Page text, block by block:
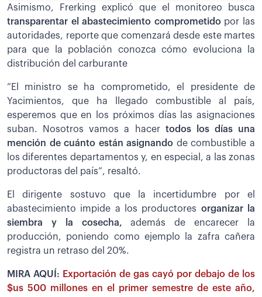
Asimismo, Frerking explicó que el monitoreo busca
transparentar el abastecimiento comprometido por las
autoridades, reporte que comenzará desde este martes
para que la población conozca cómo evoluciona la
distribución del carburante
”El ministro se ha comprometido, el presidente de
Yacimientos, que ha llegado combustible al país,
esperemos que en los próximos días las asignaciones
suban. Nosotros vamos a hacer todos los días una
mención de cuánto están asignando de combustible a
los diferentes departamentos y, en especial, a las zonas
productoras del país”, resaltó.
El dirigente sostuvo que la incertidumbre por el
abastecimiento impide a los productores organizar la
siembra y la cosecha, además de encarecer la
producción, poniendo como ejemplo la zafra cañera
registra un retraso del 20%.
MIRA AQUÍ: Exportación de gas cayó por debajo de los
$us 500 millones en el primer semestre de este año,